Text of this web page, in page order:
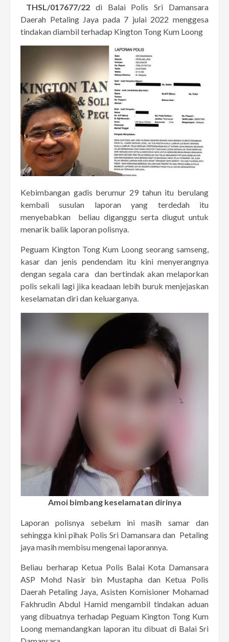
THSL/017677/22di Balai Polis Sri Damansara
Daerah Petaling Jaya pada 7 julai 2022 menggesa
tindakan diambil terhadap Kington Tong Kum Loong
Kebimbangan gadis berumur 29 tahun itu berulang
kembali susulan laporan yang terdedah itu
menyebabkan beliau diganggu serta diugut untuk
menarik balik laporan polisnya.
Peguam Kington Tong Kum Loong seorang samseng,
kasar dan jenis pendendam itu kini menyerangnya
dengan segala cara dan bertindak akan melaporkan
polis sekali lagi jika keadaan lebih buruk menjejaskan
keselamatan diri dan keluarganya.
Amoi bimbang keselamatan dirinya
Laporan polisnya sebelum ini masih samar dan
sehingga kini pihak Polis Sri Damansara dan Petaling
jaya masih membisu mengenai laporannya.
Beliau berharap Ketua Polis Balai Kota Damansara
ASP Mohd Nasir bin Mustapha dan Ketua Polis
Daerah Petaling Jaya, Asisten Komisioner Mohamad
Fakhrudin Abdul Hamid mengambil tindakan aduan
yang dibuatnya terhadap Peguam Kington Tong Kum
Loong memandangkan laporan itu dibuat di Balai Sri